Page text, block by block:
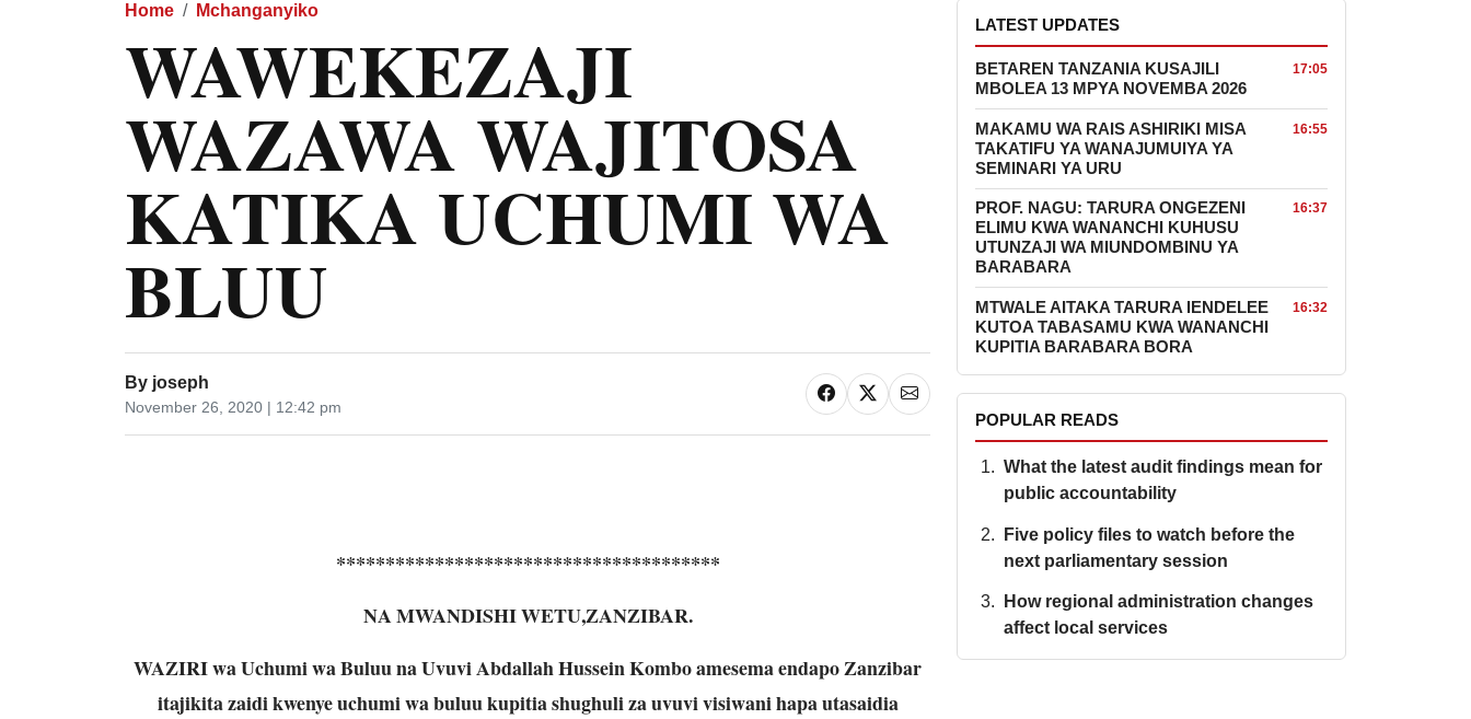
Home Mchanganyiko
WAWEKEZAJI
WAZAWA WAJITOSA
KATIKA UCHUMI WA
BLUU
By joseph
November 26, 2020 | 12:42 pm
***************************************
NA MWANDISHI WETU,ZANZIBAR.
WAZIRI wa Uchumi wa Buluu na Uvuvi Abdallah Hussein Kombo amesema endapo Zanzibar
itajikita zaidi kwenye uchumi wa buluu kupitia shughuli za uvuvi visiwani hapa utasaidia
LATEST UPDATES
BETAREN TANZANIA KUSAJILI
MBOLEA 13 MPYA NOVEMBA 2026
17:05
MAKAMU WA RAIS ASHIRIKI MISA
TAKATIFU YA WANAJUMUIYA YA
SEMINARI YA URU
16:55
PROF. NAGU: TARURA ONGEZENI
ELIMU KWA WANANCHI KUHUSU
UTUNZAJI WA MIUNDOMBINU YA
BARABARA
16:37
MTWALE AITAKA TARURA IENDELEE
KUTOA TABASAMU KWA WANANCHI
KUPITIA BARABARA BORA
16:32
POPULAR READS
What the latest audit findings mean for
public accountability
Five policy files to watch before the
next parliamentary session
How regional administration changes
affect local services